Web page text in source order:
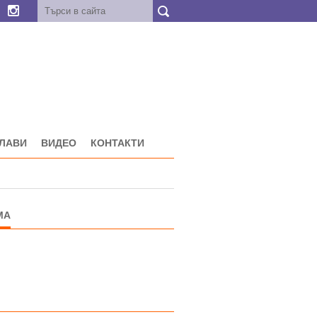
ВИДЕО КОНТАКТИ